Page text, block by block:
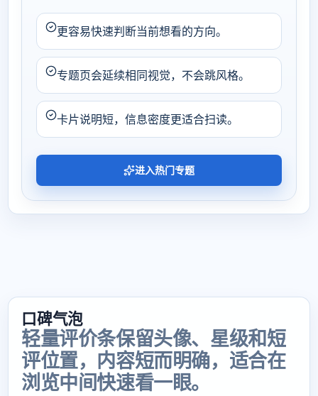
更容易快速判断当前想看的方向。
专题页会延续相同视觉，不会跳风格。
卡片说明短，信息密度更适合扫读。
进入热门专题
口碑气泡
轻量评价条保留头像、星级和短
评位置，内容短而明确，适合在
浏览中间快速看一眼。